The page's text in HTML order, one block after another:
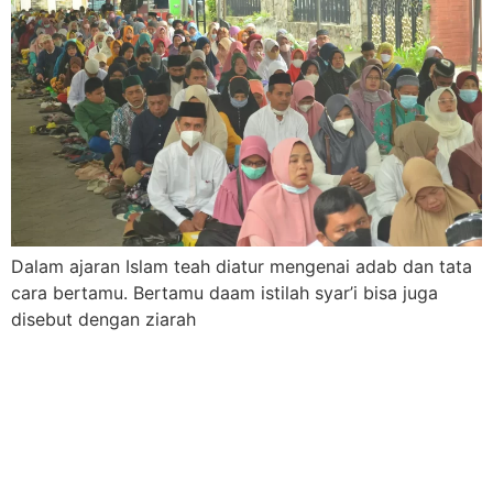
Dalam ajaran Islam teah diatur mengenai adab dan tata
cara bertamu. Bertamu daam istilah syar’i bisa juga
disebut dengan ziarah